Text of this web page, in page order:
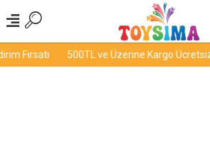
Fırsatı 500TL ve Üzerine Kargo Ücretsiz!